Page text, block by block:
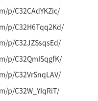
p/C32CAdYKZic/
p/C32H6Tqq2Kd/
p/C32JZSsqsEd/
p/C32QmISqgfK/
p/C32VrSnqLAV/
p/C32W_YIqRiT/